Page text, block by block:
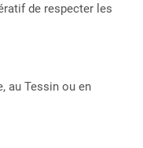
de respecter les
au Tessin ou en